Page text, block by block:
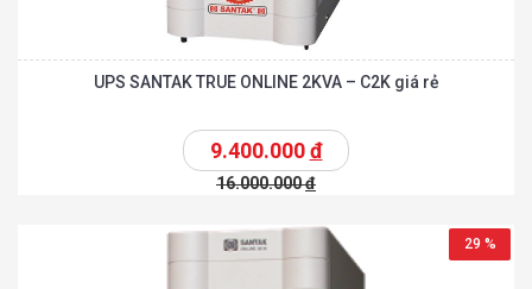
UPS SANTAK TRUE ONLINE 2KVA – C2K giá rẻ
9.400.000đ
16.000.000đ
29 %